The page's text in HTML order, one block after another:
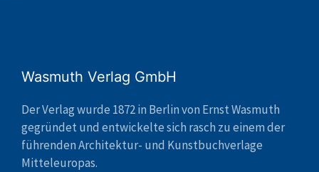
Wasmuth Verlag GmbH
Der Verlag wurde 1872 in Berlin von Ernst Wasmuth
gegründet und entwickelte sich rasch zu einem der
führenden Architektur- und Kunstbuchverlage
Mitteleuropas.